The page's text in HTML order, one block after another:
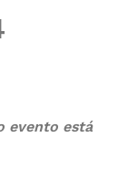
evento está